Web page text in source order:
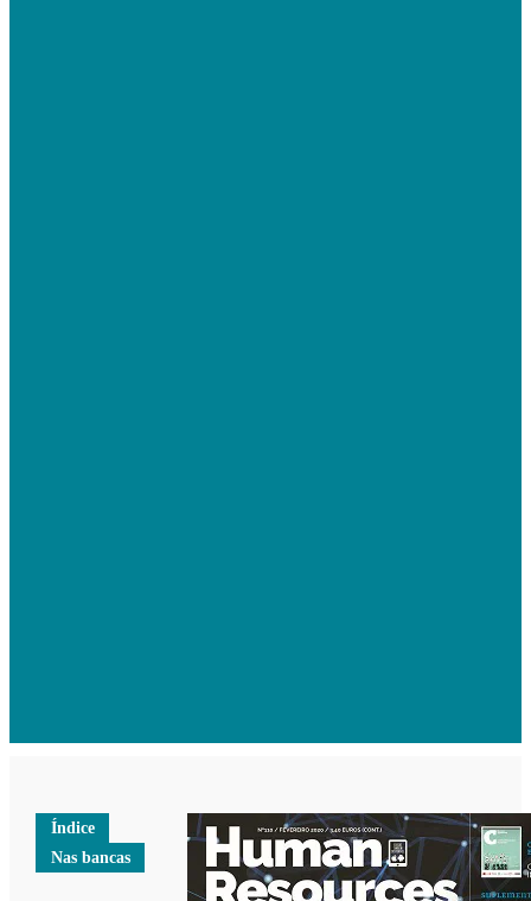
Índice
Nas bancas